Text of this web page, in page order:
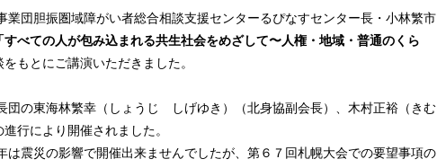
団胆振圏域障がい者総合相談支援センターるぴなすセンター長・小林繁市
すべての人が包み込まれる共生社会をめざして〜人権・地域・普通のくら
もとにご講演いただきました。
の東海林繁幸（しょうじ しげゆき）（北身協副会長）、木村正裕（きむ
行により開催されました。
震災の影響で開催出来ませんでしたが、第６７回札幌大会での要望事項の